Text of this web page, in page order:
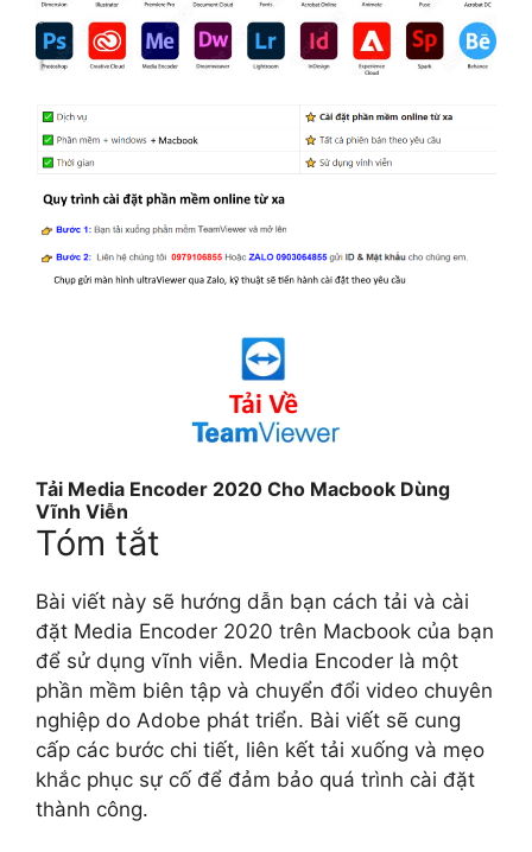
Tải Media Encoder 2020 Cho Macbook Dùng
Vĩnh Viễn
Tóm tắt
Bài viết này sẽ hướng dẫn bạn cách tải và cài
đặt Media Encoder 2020 trên Macbook của bạn
để sử dụng vĩnh viễn. Media Encoder là một
phần mềm biên tập và chuyển đổi video chuyên
nghiệp do Adobe phát triển. Bài viết sẽ cung
cấp các bước chi tiết, liên kết tải xuống và mẹo
khắc phục sự cố để đảm bảo quá trình cài đặt
thành công.